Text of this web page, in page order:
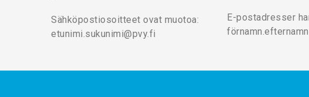
Sähköpostiosoitteet ovat muotoa:
etunimi.sukunimi@pvy.fi
E-postadresser